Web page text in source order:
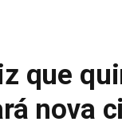
que
nova